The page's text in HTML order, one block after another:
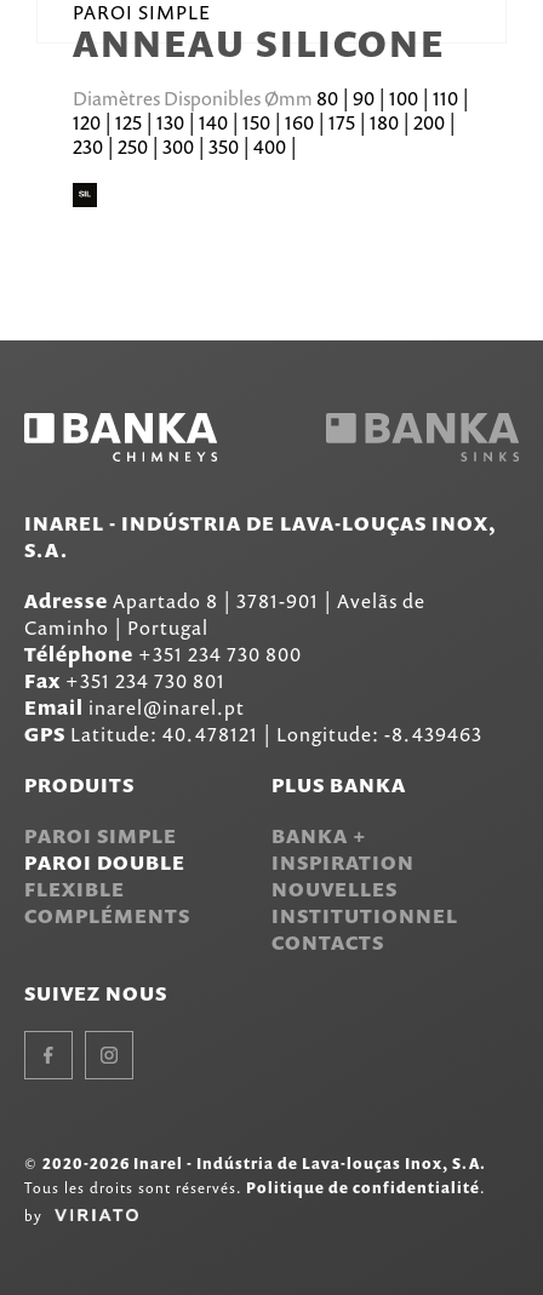
PAROI SIMPLE
ANNEAU SILICONE
Diamètres Disponibles Ømm 80 | 90 | 100 | 110 |
120 | 125 | 130 | 140 | 150 | 160 | 175 | 180 | 200 |
230 | 250 | 300 | 350 | 400 |
INAREL - INDÚSTRIA DE LAVA-LOUÇAS INOX,
S.A.
Adresse Apartado 8 3781-901
Avelãs de
Caminho | Portugal
Téléphone +351 234 730 800
Fax +351 234 730 801
Email inarel@inarel.pt
GPS Latitude: 40.478121 | Longitude: -8.439463
PRODUITS
PAROI SIMPLE
PAROI DOUBLE
FLEXIBLE
COMPLÉMENTS
PLUS BANKA
BANKA +
INSPIRATION
NOUVELLES
INSTITUTIONNEL
CONTACTS
SUIVEZ NOUS
FacebookInstagram
© 2020-2026 Inarel - Indústria de Lava-louças Inox, S.A.
Tous les droits sont réservés. Politique de confidentialité.
by